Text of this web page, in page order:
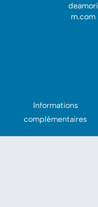
deamori
m.com
Informations
complémentaires